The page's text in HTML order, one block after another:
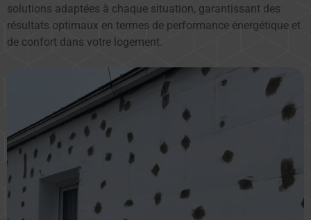
solutions adaptées à chaque situation, garantissant des
résultats optimaux en termes de performance énergétique et
de confort dans votre logement.